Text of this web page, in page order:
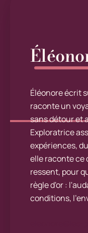
Éléonore écrit
raconte un
sans détour et
Exploratrice
expériences,
elle raconte ce
ressent, pour
règle d'or :
conditions,